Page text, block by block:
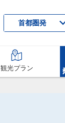
首都圏発
観光プラン